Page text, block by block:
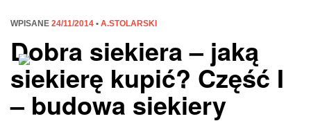
WPISANE 24/11/2014 • A.STOLARSKI
Dobra siekiera – jaką
siekierę kupić? Część I
– budowa siekiery